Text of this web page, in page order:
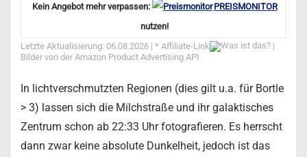
Kein Angebot mehr verpassen:
PREISMONITOR
nutzen!
Letzte Aktualisierung: 06.08.2026 | * Affiliate-Link
|
Bilder von der Amazon Product Advertising API
In lichtverschmutzten Regionen (dies gilt u.a. für Bortle
> 3) lassen sich die Milchstraße und ihr galaktisches
Zentrum schon ab 22:33 Uhr fotografieren. Es herrscht
dann zwar keine absolute Dunkelheit, jedoch ist das